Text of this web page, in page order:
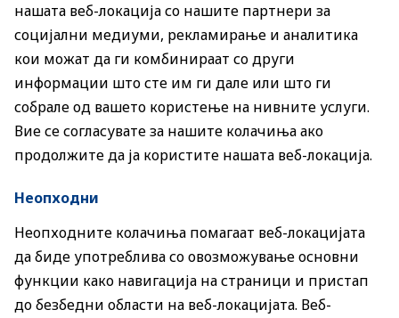
нашата веб-локација со нашите партнери за
социјални медиуми, рекламирање и аналитика
кои можат да ги комбинираат со други
информации што сте им ги дале или што ги
собрале од вашето користење на нивните услуги.
Вие се согласувате за нашите колачиња ако
продолжите да ја користите нашата веб-локација.
Неопходни
Неопходните колачиња помагаат веб-локацијата
да биде употреблива со овозможување основни
функции како навигација на страници и пристап
до безбедни области на веб-локацијата. Веб-